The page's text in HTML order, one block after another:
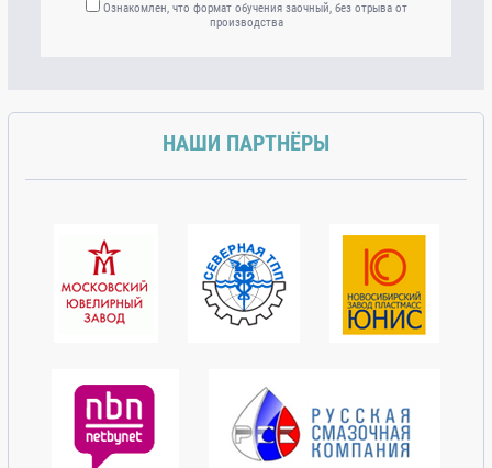
Ознакомлен, что формат обучения заочный, без отрыва от
производства
НАШИ ПАРТНЁРЫ